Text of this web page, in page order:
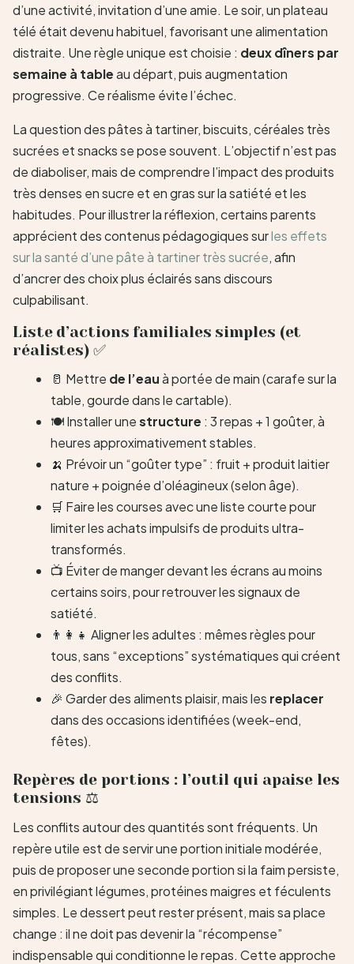
d’une activité, invitation d’une amie. Le soir, un plateau
télé était devenu habituel, favorisant une alimentation
distraite. Une règle unique est choisie : deux dîners par
semaine à tableau départ, puis augmentation
progressive. Ce réalisme évite l’échec.
La question des pâtes à tartiner, biscuits, céréales très
sucrées et snacks se pose souvent. L’objectif n’est pas
de diaboliser, mais de comprendre l’impact des produits
très denses en sucre et en gras sur la satiété et les
habitudes. Pour illustrer la réflexion, certains parents
apprécient des contenus pédagogiques surles effets
sur la santé d’une pâte à tartiner très sucrée, afin
d’ancrer des choix plus éclairés sans discours
culpabilisant.
Liste d’actions familiales simples (et
réalistes) ✅
🥛 Mettre de l’eauà portée de main (carafe sur la
table, gourde dans le cartable).
🍽️ Installer unestructure : 3 repas + 1 goûter, à
heures approximativement stables.
🍌 Prévoir un “goûter type” : fruit + produit laitier
nature + poignée d’oléagineux (selon âge).
🛒 Faire les courses avec une liste courte pour
limiter les achats impulsifs de produits ultra-
transformés.
📺 Éviter de manger devant les écrans au moins
certains soirs, pour retrouver les signaux de
satiété.
👨‍👩‍👧 Aligner les adultes : mêmes règles pour
tous, sans “exceptions” systématiques qui créent
des conflits.
🎉 Garder des aliments plaisir, mais les replacer
dans des occasions identifiées (week-end,
fêtes).
Repères de portions : l’outil qui apaise les
tensions ⚖️
Les conflits autour des quantités sont fréquents. Un
repère utile est de servir une portion initiale modérée,
puis de proposer une seconde portion si la faim persiste,
en privilégiant légumes, protéines maigres et féculents
simples. Le dessert peut rester présent, mais sa place
change : il ne doit pas devenir la “récompense”
indispensable qui conditionne le repas. Cette approche